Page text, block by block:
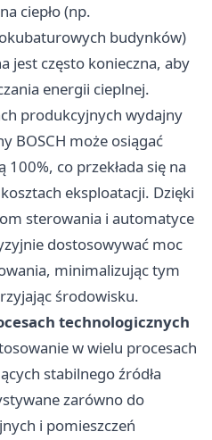
ciepło (np.
budynków)
jest często konieczna, aby
energii cieplnej.
produkcyjnych wydajny
BOSCH może osiągać
co przekłada się na
eksploatacji. Dzięki
sterowania i automatyce
dostosowywać moc
minimalizując tym
środowisku.
technologicznych
w wielu procesach
stabilnego źródła
zarówno do
i pomieszczeń